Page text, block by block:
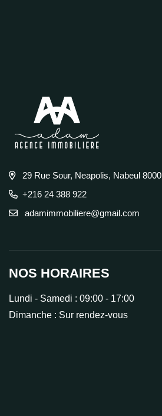
29 Rue Sour, Neapolis, Nabeul 8000
+216 24 388 922
adamimmobiliere@gmail.com
NOS HORAIRES
Lundi - Samedi : 09:00 - 17:00
Dimanche : Sur rendez-vous